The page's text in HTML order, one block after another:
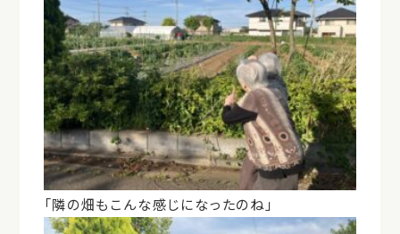
「隣の畑もこんな感じになったのね」